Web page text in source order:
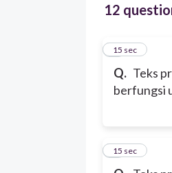
12
Q. Teks
berfungsi
115 sec
215 sec